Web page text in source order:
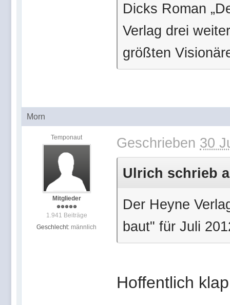
Dicks Roman
Verlag drei
größten
Morn
Temponaut
Mitglieder
1.941 Beiträge
Geschlecht: männlich
Geschrieben 30
Ulrich schrieb
Der Heyne
baut" für Juli
Hoffentlich